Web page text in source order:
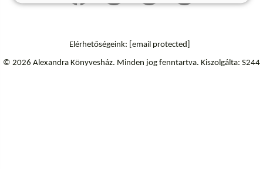
Elérhetőségeink: [email protected]
© 2026 Alexandra Könyvesház. Minden jog fenntartva. Kiszolgálta: S244